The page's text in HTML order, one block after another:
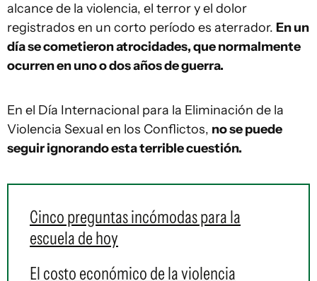
alcance de la violencia, el terror y el dolor
registrados en un corto período es aterrador. En un
día se cometieron atrocidades, que normalmente
ocurren en uno o dos años de guerra.
En el Día Internacional para la Eliminación de la
Violencia Sexual en los Conflictos, no se puede
seguir ignorando esta terrible cuestión.
Cinco preguntas incómodas para la
escuela de hoy
El costo económico de la violencia